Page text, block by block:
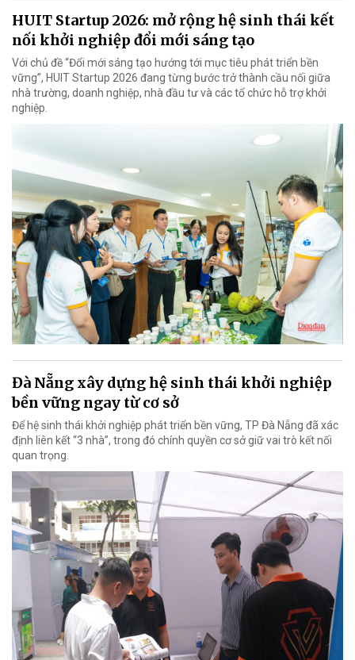
HUIT Startup 2026: mở rộng hệ sinh thái kết
nối khởi nghiệp đổi mới sáng tạo
Với chủ đề “Đổi mới sáng tạo hướng tới mục tiêu phát triển bền
vững”, HUIT Startup 2026 đang từng bước trở thành cầu nối giữa
nhà trường, doanh nghiệp, nhà đầu tư và các tổ chức hỗ trợ khởi
nghiệp.
Đà Nẵng xây dựng hệ sinh thái khởi nghiệp
bền vững ngay từ cơ sở
Để hệ sinh thái khởi nghiệp phát triển bền vững, TP Đà Nẵng đã xác
định liên kết “3 nhà”, trong đó chính quyền cơ sở giữ vai trò kết nối
quan trọng.